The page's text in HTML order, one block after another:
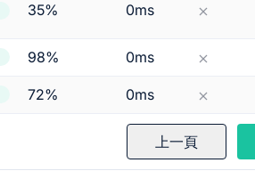
35% 0ms
98% 0ms
72% 0ms
上一頁